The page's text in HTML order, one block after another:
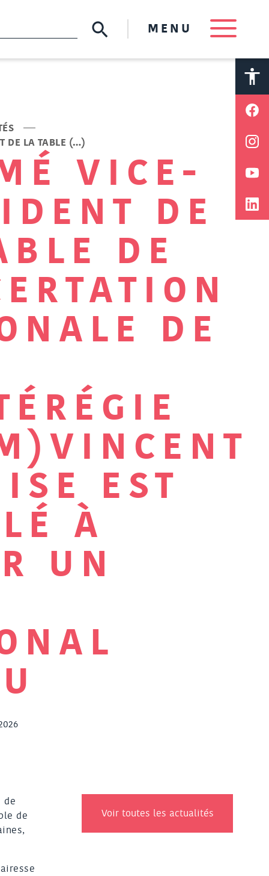
MENU
A A
DE LA TABLE (…)
VICE-
DE
DE
DE
EST
À
UN
de
de
Voir toutes les actualités